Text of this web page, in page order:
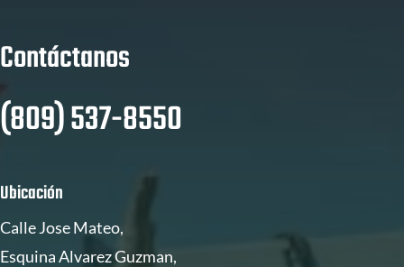
Contáctanos
(809) 537-8550
Ubicación
Calle Jose Mateo,
Esquina Alvarez Guzman,